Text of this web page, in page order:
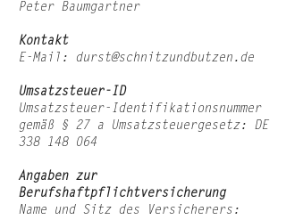
Peter Baumgartner
Kontakt
E-Mail: durst@schnitzundbutzen.de
Umsatzsteuer-ID
Umsatzsteuer-Identifikationsnummer
gemäß § 27 a Umsatzsteuergesetz: DE
338 148 064
Angaben zur
Berufshaftpflichtversicherung
Name und Sitz des Versicherers: